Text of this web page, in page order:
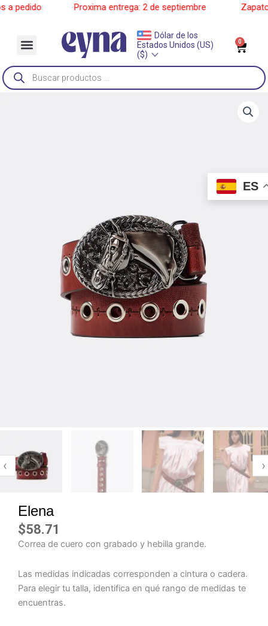
Ir
______ Proxima entrega: 2 de septiembre______ Zapatos
Menu
Dólar de los
Estados Unidos (US)
($)
0
Búsqueda
de
productos
‹ ›
Elena
$58.71
Correa de cuero con grabado y hebilla grande.
Las medidas indicadas corresponden a cintura o cadera.
Para elegir tu talla, identifica en qué rango de medidas te
encuentras.
ES